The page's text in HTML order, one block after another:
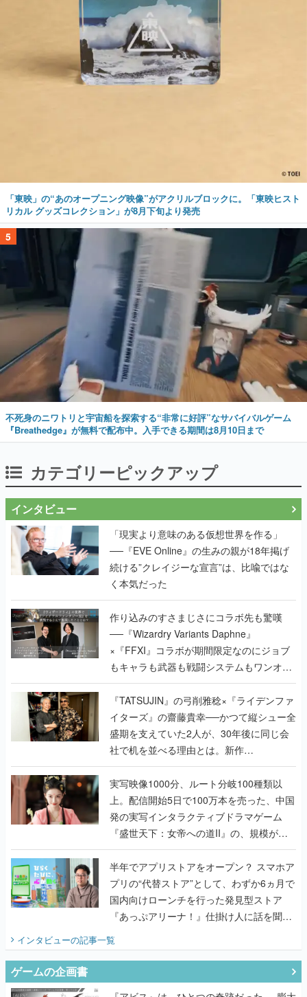
「東映」の“あのオープニング映像”がアクリルブロックに。「東映ヒスト
リカル グッズコレクション」が8月下旬より発売
5
不死身のニワトリと宇宙船を探索する“非常に好評”なサバイバルゲーム
『Breathedge』が無料で配布中。入手できる期間は8月10日まで
カテゴリーピックアップ
インタビュー
「現実より意味のある仮想世界を作る」
──『EVE Online』の生みの親が18年掲げ
続ける”クレイジーな宣言”は、比喩ではな
く本気だった
作り込みのすさまじさにコラボ先も驚嘆
──『Wizardry Variants Daphne』
×『FFXI』コラボが期間限定なのにジョブ
もキャラも武器も戦闘システムもワンオフ
で作り込まれた理由を両ディレクターに聞
く
『TATSUJIN』の弓削雅稔×『ライデンファ
イターズ』の齋藤貴幸──かつて縦シュー全
盛期を支えていた2人が、30年後に同じ会
社で机を並べる理由とは。新作
『TATSUJIN EXTREME』で初タッグを組
んだレジェンド2人に訊く開発秘話
実写映像1000分、ルート分岐100種類以
上。配信開始5日で100万本を売った、中国
発の実写インタラクティブドラマゲーム
『盛世天下：女帝への道II』の、規模が違
うこだわりをプロデューサーに聞いた
半年でアプリストアをオープン？ スマホア
プリの“代替ストア”として、わずか6ヵ月で
国内向けローンチを行った発見型ストア
『あっぷアリーナ！』仕掛け人に話を聞い
インタビューの記事一覧
ゲームの企画書